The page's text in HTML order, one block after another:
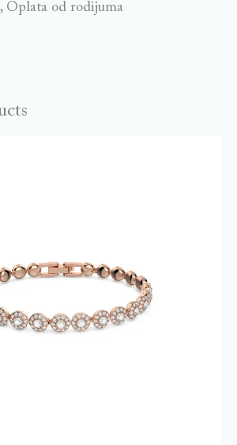
Oplata od rodijuma